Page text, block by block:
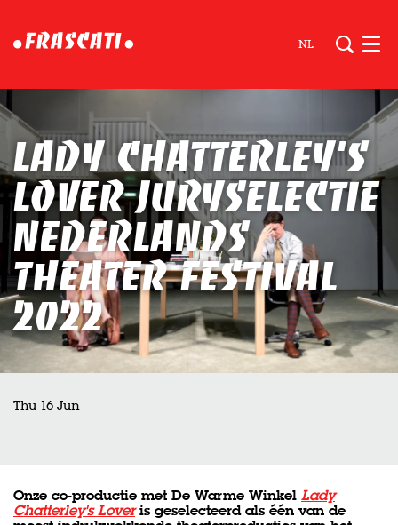
NL
Lady Chatterley’s
Lover juryselectie
Nederlands
Theater Festival
2022
Thu 16 Jun
Onze co-productie met De Warme Winkel Lady
Chatterley's Lover is geselecteerd als één van de